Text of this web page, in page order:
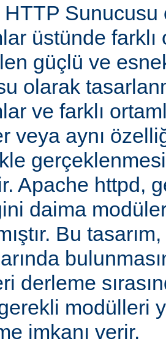
Sunucusu
üstünde farklı
güçlü ve
olarak
ve farklı
veya aynı
Apache httpd,
daima
Bu
derleme
modülleri
imkanı verir.